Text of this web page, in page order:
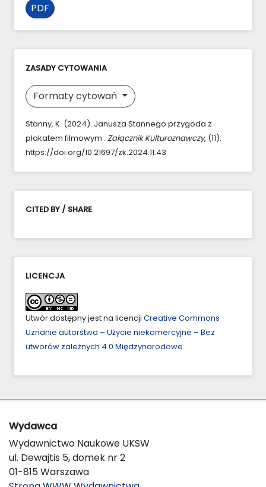
PDF
ZASADY CYTOWANIA
Formaty cytowań
Stanny, K. (2024). Janusza Stannego przygoda z
plakatem filmowym . Załącznik Kulturoznawczy, (11).
https://doi.org/10.21697/zk.2024.11.43
CITED BY / SHARE
LICENCJA
Utwór dostępny jest na licencji Creative Commons
Uznanie autorstwa – Użycie niekomercyjne – Bez
utworów zależnych 4.0 Międzynarodowe.
Wydawca
Wydawnictwo Naukowe UKSW
ul. Dewajtis 5, domek nr 2
01-815 Warszawa